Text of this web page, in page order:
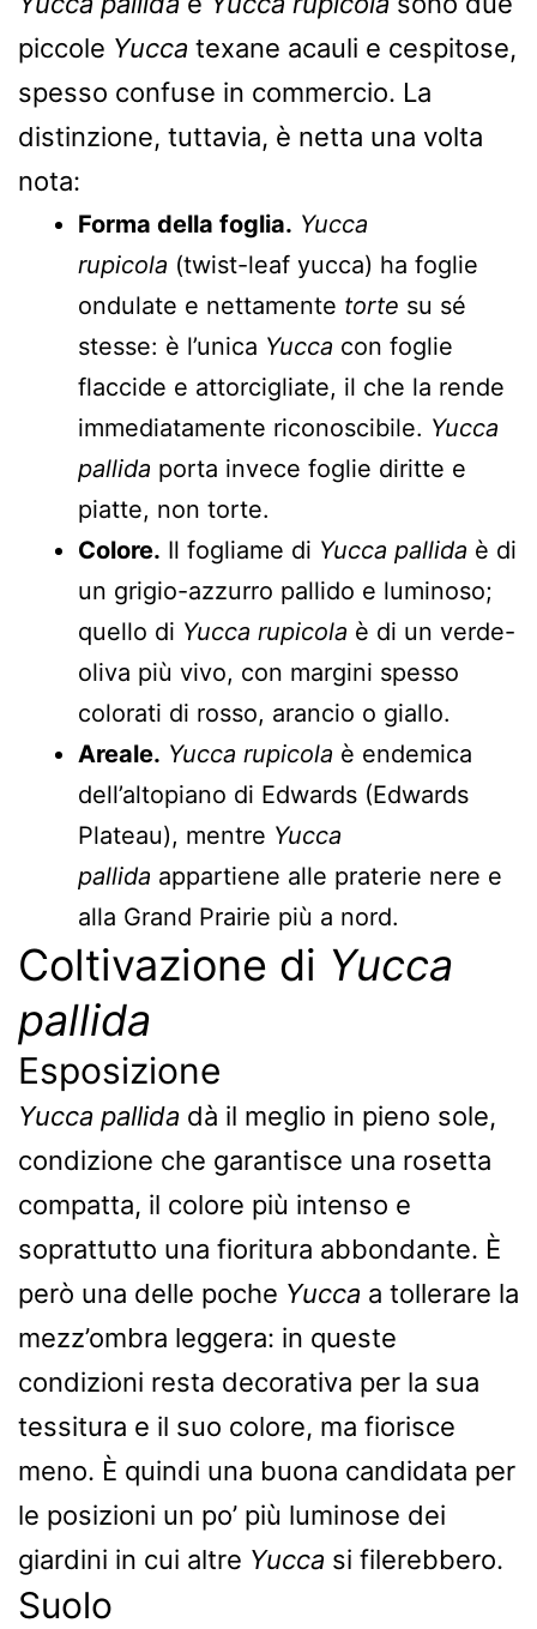
piccole Yucca texane acauli e cespitose,
spesso confuse in commercio. La
distinzione, tuttavia, è netta una volta
nota:
Forma della foglia. Yucca
rupicola (twist-leaf yucca) ha foglie
ondulate e nettamente torte su sé
stesse: è l’unica Yucca con foglie
flaccide e attorcigliate, il che la rende
immediatamente riconoscibile. Yucca
pallida porta invece foglie diritte e
piatte, non torte.
Colore. Il fogliame di Yucca pallida è di
un grigio-azzurro pallido e luminoso;
quello di Yucca rupicola è di un verde-
oliva più vivo, con margini spesso
colorati di rosso, arancio o giallo.
Areale. Yucca rupicola è endemica
dell’altopiano di Edwards (Edwards
Plateau), mentre Yucca
pallida appartiene alle praterie nere e
alla Grand Prairie più a nord.
Coltivazione di Yucca
pallida
Esposizione
Yucca pallida dà il meglio in pieno sole,
condizione che garantisce una rosetta
compatta, il colore più intenso e
soprattutto una fioritura abbondante. È
però una delle poche Yucca a tollerare la
mezz’ombra leggera: in queste
condizioni resta decorativa per la sua
tessitura e il suo colore, ma fiorisce
meno. È quindi una buona candidata per
le posizioni un po’ più luminose dei
giardini in cui altre Yucca si filerebbero.
Suolo